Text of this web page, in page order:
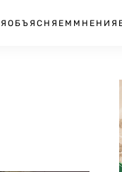
ОБЪЯСНЯЕМ МНЕНИЯ